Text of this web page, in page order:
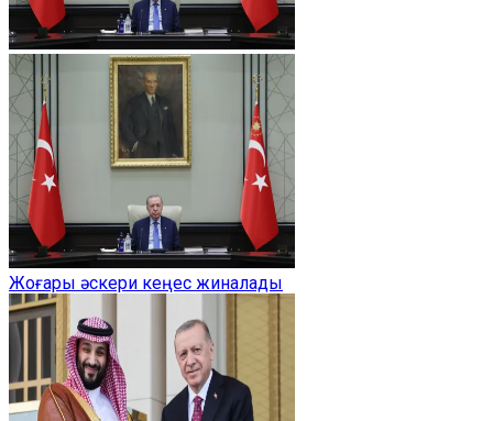
Жоғары әскери кеңес жиналады